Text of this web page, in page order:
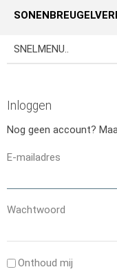
Naar content
SNELMENU..
Inloggen
Nog geen account?
E-mailadres
Wachtwoord
Onthoud mij